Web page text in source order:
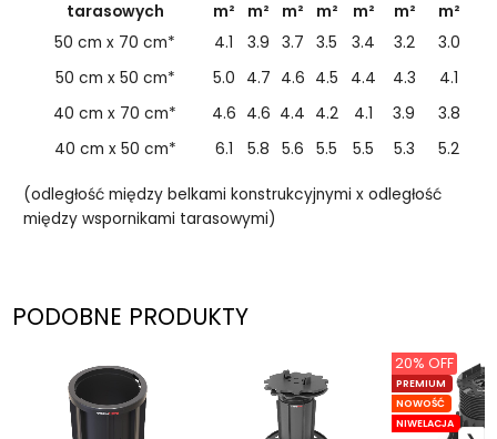
tarasowych
m²
m²
m²
m²
m²
m²
m²
50 cm x 70 cm*
4.1 3.9 3.7 3.5 3.4 3.2
3.0
50 cm x 50 cm*
5.0 4.7 4.6 4.5 4.4 4.3
4.1
40 cm x 70 cm*
4.6 4.6 4.4 4.2 4.1 3.9
3.8
40 cm x 50 cm*
6.1 5.8 5.6 5.5 5.5 5.3 5.2
(odległość między belkami konstrukcyjnymi x odległość
między wspornikami tarasowymi)
PODOBNE PRODUKTY
PREMIUM
NOWOŚĆ
NIWELACJA
20% OFF